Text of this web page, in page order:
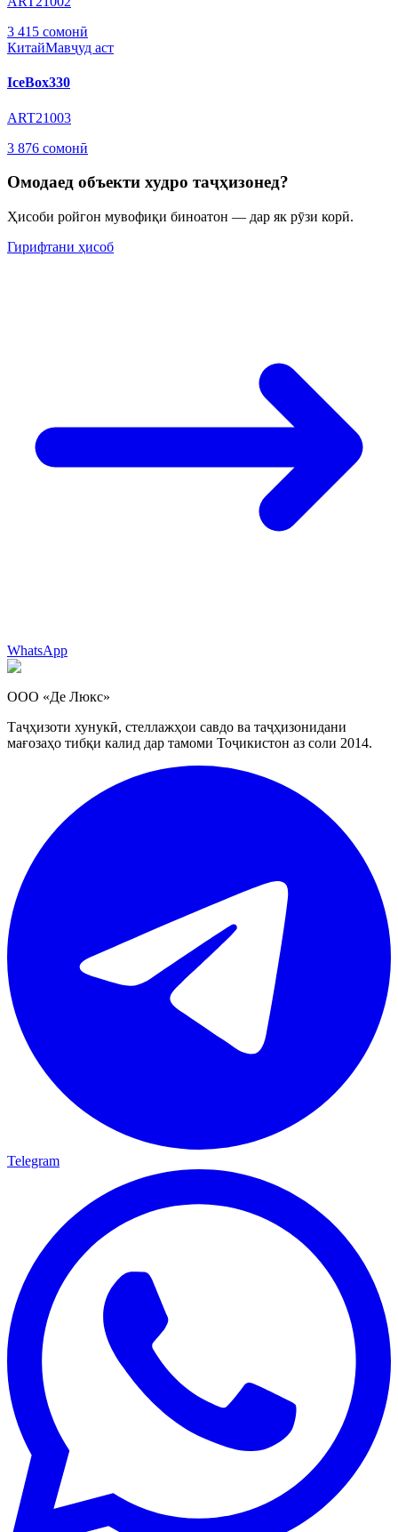
3 415 сомонӣ
КитайМавҷуд аст
IceBox330
ART21003
3 876 сомонӣ
Омодаед объекти худро таҷҳизонед?
Ҳисоби ройгон мувофиқи биноатон — дар як рӯзи корӣ.
Гирифтани ҳисоб
WhatsApp
ООО «Де Люкс»
Таҷҳизоти хунукӣ, стеллажҳои савдо ва таҷҳизонидани
мағозаҳо тибқи калид дар тамоми Тоҷикистон аз соли 2014.
Telegram